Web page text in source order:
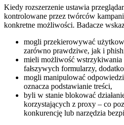
Kiedy rozszerzenie ustawia
kontrolowane przez twórców
konkretne możliwości. Badacze
mogli przekierowywać
zarówno prawdziwe, jak i
mieli możliwość wstrzykiwania
fałszywych formularzy,
mogli manipulować
oznacza podstawianie treści,
byli w stanie blokować
korzystających z proxy – co
konkurencję lub narzędzia